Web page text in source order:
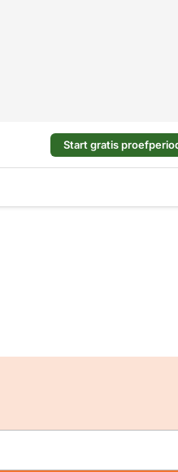
Start gratis